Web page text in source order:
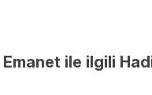
ile ilgili